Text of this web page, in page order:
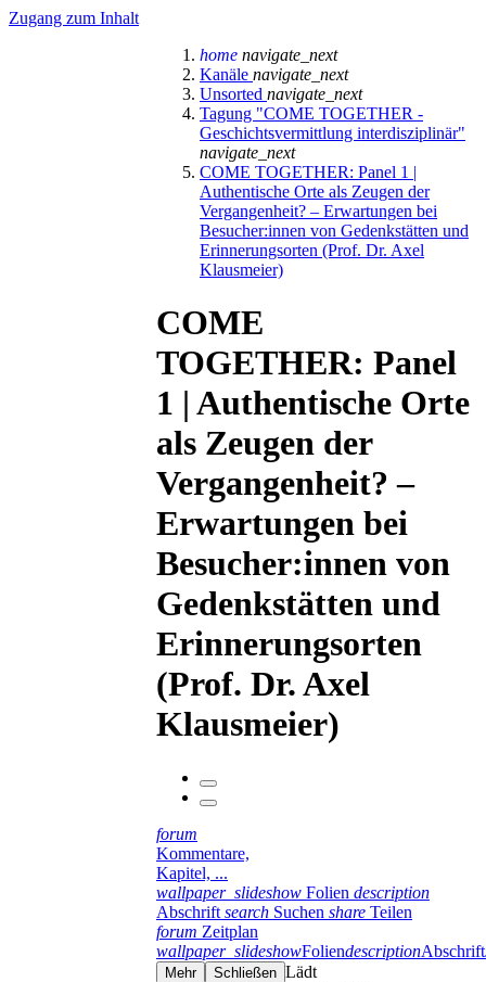
Zugang zum Inhalt
home navigate_next
Kanäle navigate_next
Unsorted navigate_next
Tagung "COME TOGETHER -
Geschichtsvermittlung interdisziplinär"
navigate_next
COME TOGETHER: Panel 1 |
Authentische Orte als Zeugen der
Vergangenheit? – Erwartungen bei
Besucher:innen von Gedenkstätten und
Erinnerungsorten (Prof. Dr. Axel
Klausmeier)
COME
TOGETHER: Panel
1 | Authentische Orte
als Zeugen der
Vergangenheit? –
Erwartungen bei
Besucher:innen von
Gedenkstätten und
Erinnerungsorten
(Prof. Dr. Axel
Klausmeier)
forum
Kommentare,
Kapitel, ...
wallpaper_slideshow Folien description
Abschrift search Suchen share Teilen
forum Zeitplan
wallpaper_slideshowFoliendescriptionAbschrift
Mehr Schließen Lädt